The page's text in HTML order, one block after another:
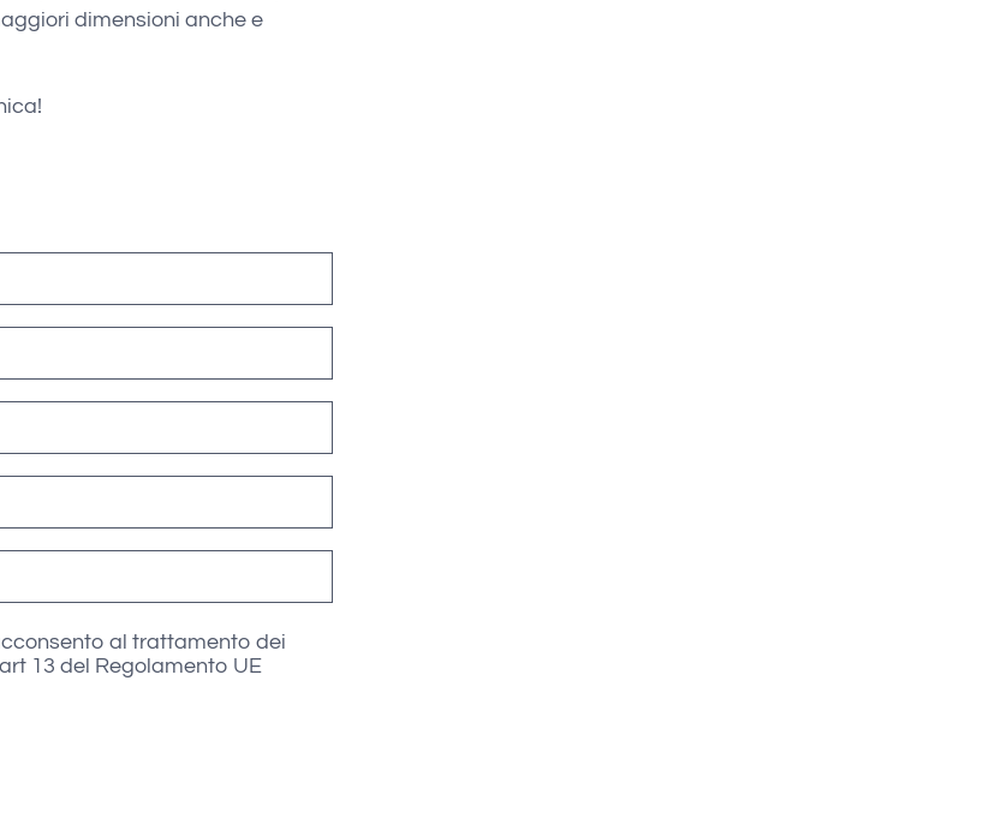
dimensioni anche e
al trattamento dei
13 del Regolamento UE